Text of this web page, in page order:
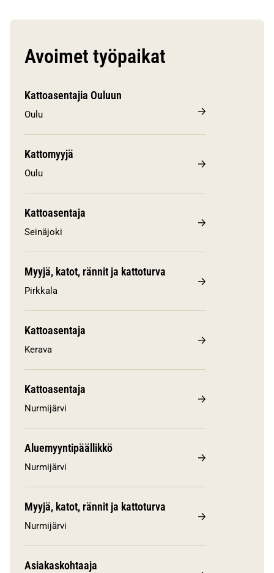
Avoimet työpaikat
Kattoasentajia Ouluun
Oulu
Kattomyyjä
Oulu
Kattoasentaja
Seinäjoki
Myyjä, katot, rännit ja kattoturva
Pirkkala
Kattoasentaja
Kerava
Kattoasentaja
Nurmijärvi
Aluemyyntipäällikkö
Nurmijärvi
Myyjä, katot, rännit ja kattoturva
Nurmijärvi
Asiakaskohtaaja